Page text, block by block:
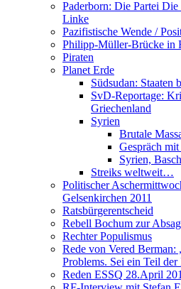
Paderborn: Die Partei
Linke
Pazifistische Wende /
Philipp-Müller-Brücke in
Piraten
Planet Erde
Südsudan: Staaten
SvD-Reportage:
Griechenland
Syrien
Brutale
Gespräch
Syrien,
Streiks weltweit…
Politischer
Gelsenkirchen 2011
Ratsbürgerentscheid
Rebell Bochum zur
Rechter Populismus
Rede von Vered Berman:
Problems. Sei ein Teil der
Reden ESSQ 28.April